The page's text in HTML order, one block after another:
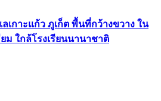
ลเกาะแก้ว ภูเก็ต พื้นที่กว้างขวาง ใน
ใกล้โรงเรียนนานาชาติ